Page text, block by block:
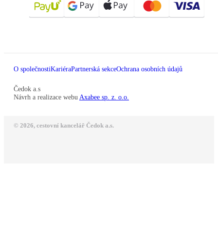
O společnostiKariéraPartnerská sekceOchrana osobních údajů
Čedok a.s
Návrh a realizace webu Axabee sp. z. o.o.
© 2026, cestovní kancelář Čedok a.s.